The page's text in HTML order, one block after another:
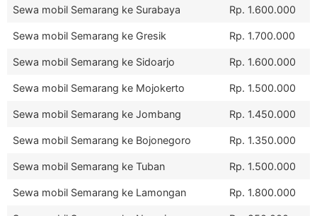
Sewa mobil Semarang ke Surabaya Rp. 1.600.000
Sewa mobil Semarang ke Gresik Rp. 1.700.000
Sewa mobil Semarang ke Sidoarjo Rp. 1.600.000
Sewa mobil Semarang ke Mojokerto Rp. 1.500.000
Sewa mobil Semarang ke Jombang Rp. 1.450.000
Sewa mobil Semarang ke Bojonegoro Rp. 1.350.000
Sewa mobil Semarang ke Tuban Rp. 1.500.000
Sewa mobil Semarang ke Lamongan Rp. 1.800.000